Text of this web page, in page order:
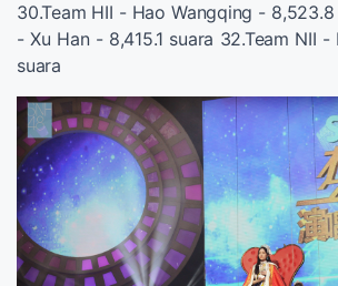
30.Team HII - Hao Wangqing - 8,523.8
- Xu Han - 8,415.1 suara 32.Team NII
suara